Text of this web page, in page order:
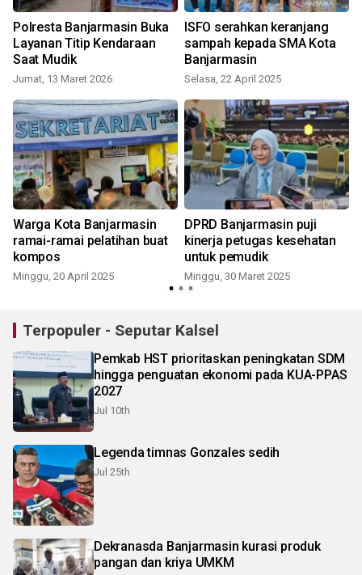
Polresta Banjarmasin Buka
Layanan Titip Kendaraan
Saat Mudik
Jumat, 13 Maret 2026
ISFO serahkan keranjang
sampah kepada SMA Kota
Banjarmasin
Selasa, 22 April 2025
Warga Kota Banjarmasin
ramai-ramai pelatihan buat
kompos
Minggu, 20 April 2025
DPRD Banjarmasin puji
kinerja petugas kesehatan
untuk pemudik
Minggu, 30 Maret 2025
Terpopuler - Seputar Kalsel
Pemkab HST prioritaskan peningkatan SDM
hingga penguatan ekonomi pada KUA-PPAS
2027
Jul 10th
Legenda timnas Gonzales sedih
Jul 25th
Dekranasda Banjarmasin kurasi produk
pangan dan kriya UMKM